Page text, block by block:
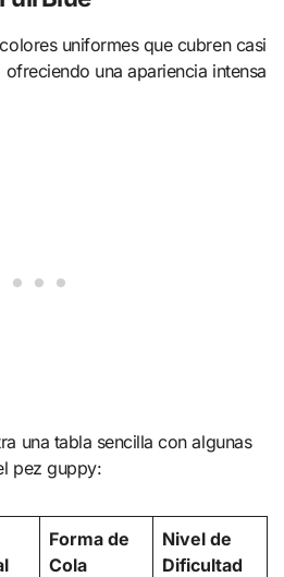
uniformes que cubren casi
una apariencia intensa
una tabla sencilla con algunas
pez guppy:
Forma de
Cola
Nivel de
Dificultad